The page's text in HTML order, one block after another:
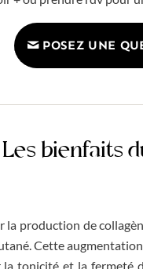
POSEZ UNE
Les bienfaits
production de
Cette
tonicité et la fermeté